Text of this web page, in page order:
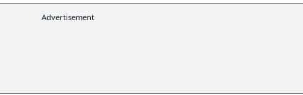
Advertisement